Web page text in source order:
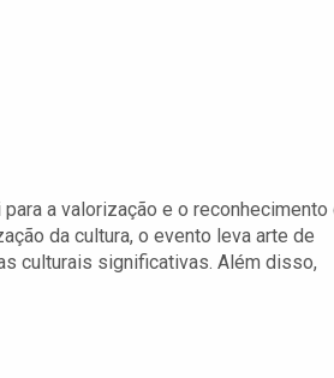
a valorização e o reconhecimento
da cultura, o evento leva arte de
culturais significativas. Além disso,